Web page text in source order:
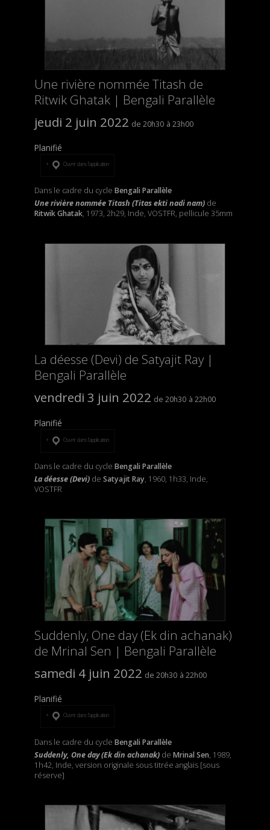
Une rivière nommée Titash de
Ritwik Ghatak | Bengali Parallèle
jeudi 2 juin 2022
20h30 23h00
Planifié
Ouvrir dans l’application
Dans le cadre du cycle Bengali Parallèle
Une rivière nommée Titash (Titas ekti nadi nam)de
Ritwik Ghatak, 1973, 2h29, Inde, VOSTFR, pellicule 35mm
La déesse (Devi) de Satyajit Ray |
Bengali Parallèle
vendredi 3 juin 2022
20h30 22h00
Planifié
Ouvrir dans l’application
Dans le cadre du cycle Bengali Parallèle
La déesse (Devi)de Satyajit Ray, 1960, 1h33, Inde,
VOSTFR
Suddenly, One day (Ek din achanak)
de Mrinal Sen | Bengali Parallèle
samedi 4 juin 2022
20h30 22h00
Planifié
Ouvrir dans l’application
Dans le cadre du cycle Bengali Parallèle
Suddenly, One day (Ek din achanak)de Mrinal Sen, 1989,
1h42, Inde, version originale sous titrée anglais [sous
réserve]